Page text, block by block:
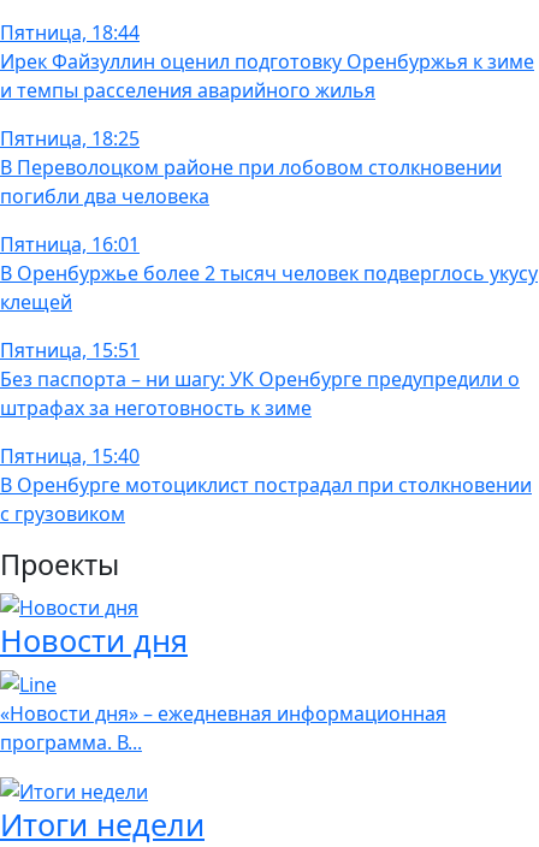
Пятница, 18:44
Ирек Файзуллин оценил подготовку Оренбуржья к зиме
и темпы расселения аварийного жилья
Пятница, 18:25
В Переволоцком районе при лобовом столкновении
погибли два человека
Пятница, 16:01
В Оренбуржье более 2 тысяч человек подверглось укусу
клещей
Пятница, 15:51
Без паспорта – ни шагу: УК Оренбурге предупредили о
штрафах за неготовность к зиме
Пятница, 15:40
В Оренбурге мотоциклист пострадал при столкновении
с грузовиком
Проекты
Новости дня
«Новости дня» – ежедневная информационная
программа. В...
Итоги недели